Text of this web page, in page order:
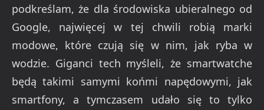
podkreślam, że dla środowiska ubieralnego od
Google, najwięcej w tej chwili robią marki
modowe, które czują się w nim, jak ryba w
wodzie. Giganci tech myśleli, że smartwatche
będą takimi samymi końmi napędowymi, jak
smartfony, a tymczasem udało się to tylko